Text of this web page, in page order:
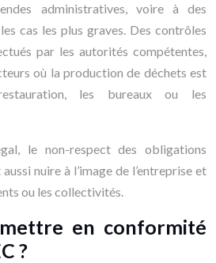
administratives, voire à des
cas les plus graves. Des contrôles
par les autorités compétentes,
où la production de déchets est
les bureaux ou les
le non-respect des obligations
nuire à l’image de l’entreprise et
ou les collectivités.
en conformité
?